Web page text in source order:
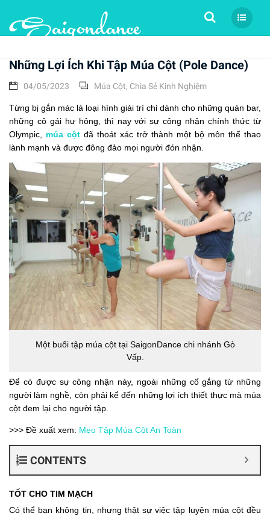
Tìm kiếm
Những Lợi Ích Khi Tập Múa Cột (Pole Dance)
04/05/2023 Múa Cột, Chia Sẻ Kinh Nghiệm
Từng bị gắn mác là loại hình giải trí chỉ dành cho những quán bar,
những cô gái hư hỏng, thì nay với sự công nhận chính thức từ
Olympic, múa cột đã thoát xác trở thành một bộ môn thể thao
lành mạnh và được đông đảo mọi người đón nhận.
Một buổi tập múa cột tại SaigonDance chi nhánh Gò
Vấp.
Để có được sự công nhận này, ngoài những cố gắng từ những
người làm nghề, còn phải kể đến những lợi ích thiết thực mà múa
cột đem lại cho người tập.
>>> Đề xuất xem: Mẹo Tập Múa Cột An Toàn
CONTENTS
TỐT CHO TIM MẠCH
Có thể bạn không tin, nhưng thật sự việc tập luyện múa cột đều